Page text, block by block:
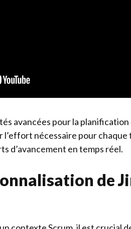
avancées pour la planification
nécessaire pour chaque
d’avancement en temps réel.
de